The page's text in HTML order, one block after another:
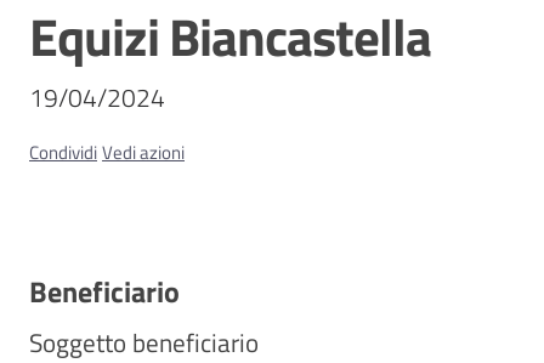
Contatti
Salta al contenuto
Equizi Biancastella
19/04/2024
CondividiVedi azioni
Beneficiario
Soggetto beneficiario